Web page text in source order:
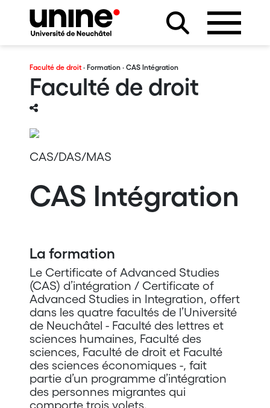
Faculté de droit· Formation· CAS Intégration
Faculté de droit
CAS/DAS/MAS
CAS Intégration
La formation
Le Certificate of Advanced Studies ​
(CAS) d’intégration / Certificate of
Advanced Studies in Integration, offert
dans les quatre facultés de l’Université
de Neuchâtel - Faculté des lettres et
sciences humaines, Faculté des
sciences, Faculté de droit et Faculté
des sciences économiques -, fait
partie d’un programme d’intégration
des personnes migrantes qui
comporte trois volets.